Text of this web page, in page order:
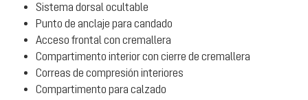
Sistema dorsal ocultable
Punto de anclaje para candado
Acceso frontal con cremallera
Compartimento interior con cierre de cremallera
Correas de compresión interiores
Compartimento para calzado